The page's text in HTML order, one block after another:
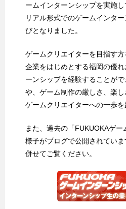
ームインターンシップを実施
リアル形式でのゲームインタ
びとなりました。
ゲームクリエイターを目指す
企業をはじめとする福岡の優
ーンシップを経験することが
や、ゲーム制作の厳しさ、楽
ゲームクリエイターへの一歩を
また、過去の「FUKUOKAゲ
様子がブログで公開されていま
併せてご覧ください。